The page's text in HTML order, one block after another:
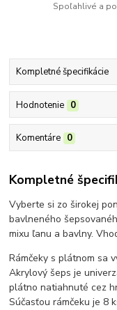
Spoľahlivé a
Kompletné špecifikácie
Hodnotenie 0
Komentáre 0
Kompletné
Vyberte si zo širokej
bavlneného
mixu ľanu a bavlny.
Rámčeky s plátnom sa
Akrylový šeps je
plátno natiahnuté cez
Súčasťou rámčeku je 8